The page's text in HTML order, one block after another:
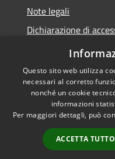
Note legali
Dichiarazione di
Meccanismo di
Accessibilità
Questo sito web utilizza
necessari al corretto
nonché un cookie
informazioni
Per maggiori dettagli, può
ACCETTA TUTTO